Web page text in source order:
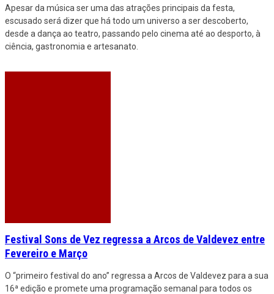
Apesar da música ser uma das atrações principais da festa,
escusado será dizer que há todo um universo a ser descoberto,
desde a dança ao teatro, passando pelo cinema até ao desporto, à
ciência, gastronomia e artesanato.
Festival Sons de Vez regressa a Arcos de Valdevez entre
Fevereiro e Março
O “primeiro festival do ano” regressa a Arcos de Valdevez para a sua
16ª edição e promete uma programação semanal para todos os